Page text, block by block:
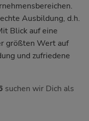
Ausbildung, d.h.
Blick auf eine
größten Wert auf
und zufriedene
suchen wir Dich als